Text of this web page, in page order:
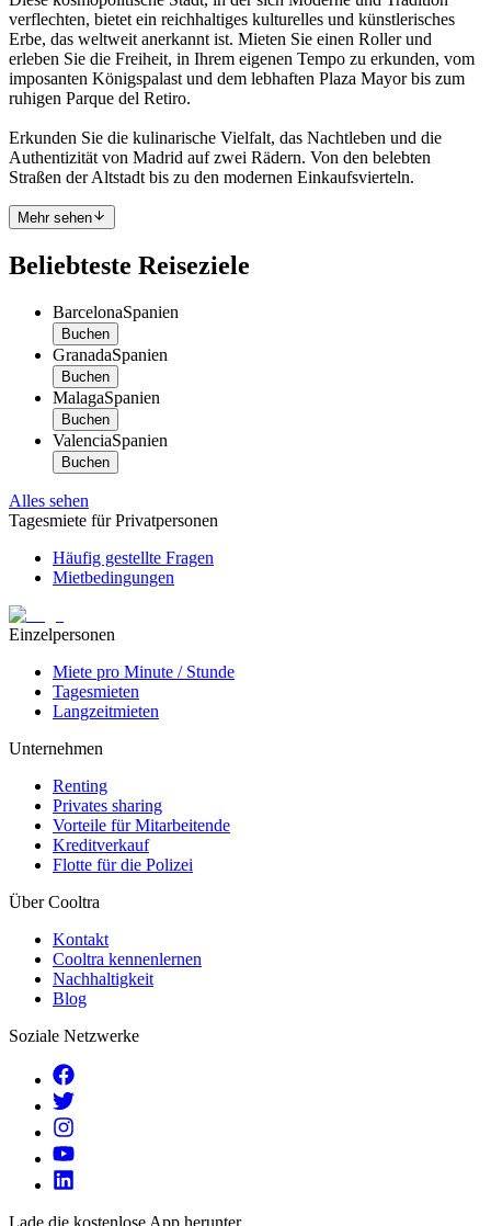
verflechten, bietet ein reichhaltiges kulturelles und künstlerisches
Erbe, das weltweit anerkannt ist. Mieten Sie einen Roller und
erleben Sie die Freiheit, in Ihrem eigenen Tempo zu erkunden, vom
imposanten Königspalast und dem lebhaften Plaza Mayor bis zum
ruhigen Parque del Retiro.
Erkunden Sie die kulinarische Vielfalt, das Nachtleben und die
Authentizität von Madrid auf zwei Rädern. Von den belebten
Straßen der Altstadt bis zu den modernen Einkaufsvierteln.
Mehr sehen
Beliebteste Reiseziele
BarcelonaSpanien
Buchen
GranadaSpanien
Buchen
MalagaSpanien
Buchen
ValenciaSpanien
Buchen
Alles sehen
Tagesmiete für Privatpersonen
Häufig gestellte Fragen
Mietbedingungen
Einzelpersonen
Miete pro Minute / Stunde
Tagesmieten
Langzeitmieten
Unternehmen
Renting
Privates sharing
Vorteile für Mitarbeitende
Kreditverkauf
Flotte für die Polizei
Über Cooltra
Kontakt
Cooltra kennenlernen
Nachhaltigkeit
Blog
Soziale Netzwerke
Lade die kostenlose App herunter